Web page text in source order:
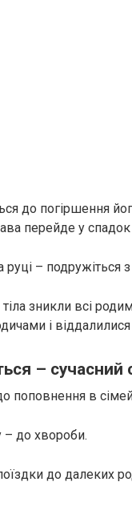
до погіршення
перейде у спадок
– подружіться з
зникли всі
і
– сучасний
поповнення в
до хвороби.
до далеких